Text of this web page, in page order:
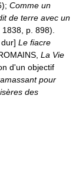
Comme un
de terre avec un
1838, p. 898).
Le fiacre
La Vie
d'un objectif
pour
des